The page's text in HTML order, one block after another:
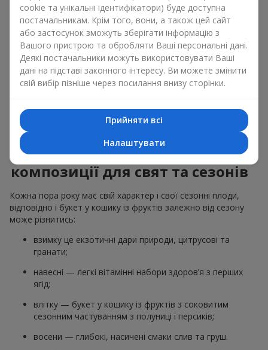
звичайний букет у кошику із фруктів на гастрономічний
подарунок. Ми у компаніїFlowers.uaзавжди дотримуємося
побажань клієнта, створюючи декор. При формуванні
композиції букет у кошику із фруктів використовуються
натуральні матеріали, продумана упаковка смаку, і звісно
відповідні до події декоративні елементи.
За бажанням клієнта кошик фруктів може бути оформлений
святковою подачею, яка виглядає охайно й
презентабельно.
Тематичні фруктові
композиції для свят та сезонів
Кожна пора року має свій характер і свої сезонні плоди,
відповідно і букет у кошику із фруктів залежно від сезону
може різнитись:
взимку це екзотичні дари природи, цитрусові та
гранати;
навесні — легкі вітамінні набори здоров’я з перших
ягід;
влітку — букет у кошику із фруктів з соковитим
сезонним частуванням з полуниці і персиків;
восени — глибокі, насичені смаки слив та груш.
cookie та унікальні ідентифікатори) буде доступна
постачальникам. Крім того, вони, а також цей сайт
або застосунок зможуть зберігати інформацію з
Вашого пристрою та обробляти Ваші персональні дані.
Деякі постачальники можуть використовувати Ваші
дані на підставі законного інтересу. Ви можете змінити
свій вибір пізніше через посилання внизу сторінки.
Прийняти всі
Налаштувати